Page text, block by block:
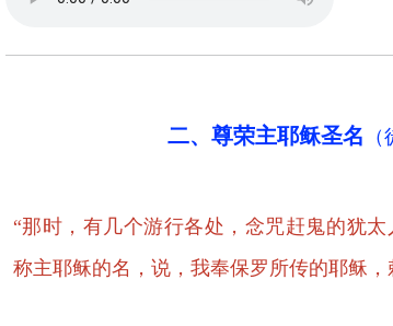
二、尊荣主耶稣圣名
“那时，有几个游行各处，念咒赶鬼的犹
称主耶稣的名，说，我奉保罗所传的耶稣，